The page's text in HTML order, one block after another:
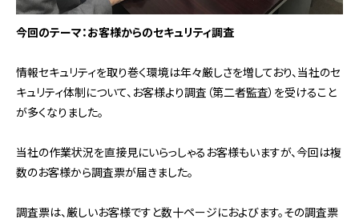
今回のテーマ：お客様からのセキュリティ調査
情報セキュリティを取り巻く環境は年々厳しさを増しており、当社のセ
キュリティ体制について、お客様より調査（第二者監査）を受けること
が多くなりました。
当社の作業状況を直接見にいらっしゃるお客様もいますが、今回は複
数のお客様から調査票が届きました。
調査票は、厳しいお客様ですと数十ページにおよびます。その調査票